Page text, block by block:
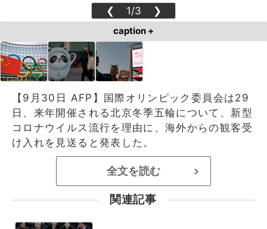
❮ 1/3 ❯
caption +
【9月30日 AFP】国際オリンピック委員会は29
日、来年開催される北京冬季五輪について、新型
コロナウイルス流行を理由に、海外からの観客受
け入れを見送ると発表した。
全文を読む >
関連記事